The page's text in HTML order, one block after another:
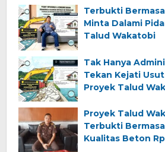
Terbukti
Minta Dalami
Talud Wakatobi
Tak Hanya
Tekan Kejati
Proyek Talud
Proyek Talud
Terbukti
Kualitas Beton